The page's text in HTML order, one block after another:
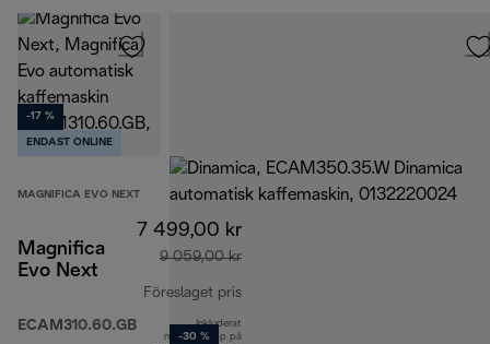
-17 %
ENDAST ONLINE
MAGNIFICA EVO NEXT
Magnifica
Evo Next
ECAM310.60.GB
7 499,00 kr
9 059,00 kr
Föreslaget pris
Inkluderat
momsbelopp på
-30 %